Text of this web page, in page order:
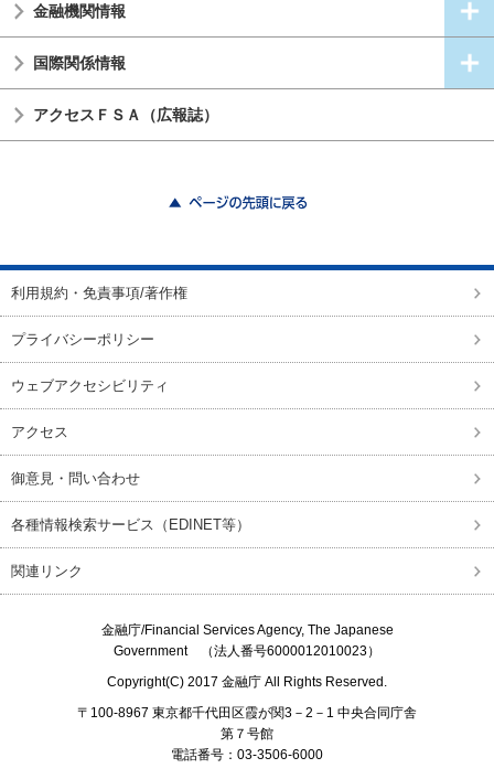
金融機関情報
国際関係情報
アクセスＦＳＡ（広報誌）
利用規約・免責事項/著作権
プライバシーポリシー
ウェブアクセシビリティ
アクセス
御意見・問い合わせ
各種情報検索サービス（EDINET等）
関連リンク
金融庁/Financial Services Agency, The Japanese
Government（法人番号6000012010023）
Copyright(C) 2017 金融庁 All Rights Reserved.
〒100-8967 東京都千代田区霞が関3－2－1 中央合同庁舎
第７号館
電話番号：03-3506-6000